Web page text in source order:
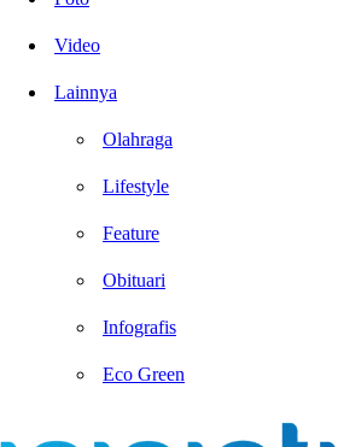
Video
Lainnya
Olahraga
Lifestyle
Feature
Obituari
Infografis
Eco Green